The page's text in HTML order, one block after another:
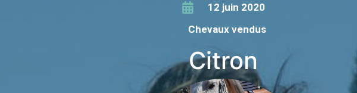
12 juin 2020
Chevaux vendus
Citron